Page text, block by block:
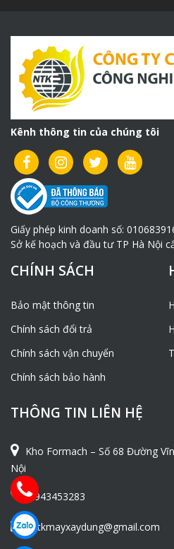
Kênh thông tin của chúng tôi
Giấy phép kinh doanh số:
Sở kế hoạch và đầu tư TP Hà Nội
CHÍNH SÁCH
Bảo mật thông tin
Chính sách đổi trả
Chính sách vận chuyển
Chính sách bảo hành
THÔNG TIN LIÊN HỆ
Kho Formach – Số 68 Đường
Nội
0943453283
ntkmayxaydung@gmail.com